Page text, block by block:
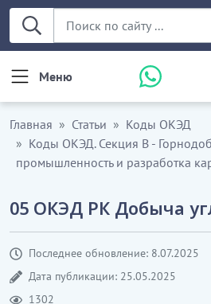
Меню
Главная Статьи
Коды ОКЭД
Коды ОКЭД. Секция В -
промышленность и разработка
05 ОКЭД РК Добыча
Последнее обновление: 8.07.2025
Дата публикации: 25.05.2025
1302